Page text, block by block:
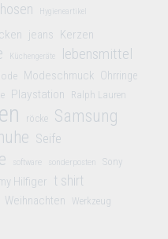
hosen Hygieneartikel
jeans Kerzen
Küchengeräte lebensmittel
Modeschmuck Ohrringe
Playstation Ralph Lauren
röcke Samsung
Seife
software sonderposten Sony
Hilfiger t shirt
Weihnachten Werkzeug